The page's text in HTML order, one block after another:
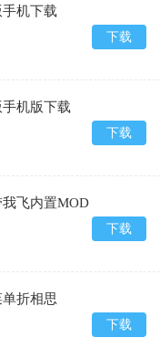
机下载
下载
机版下载
下载
飞内置MOD
下载
折相思
下载